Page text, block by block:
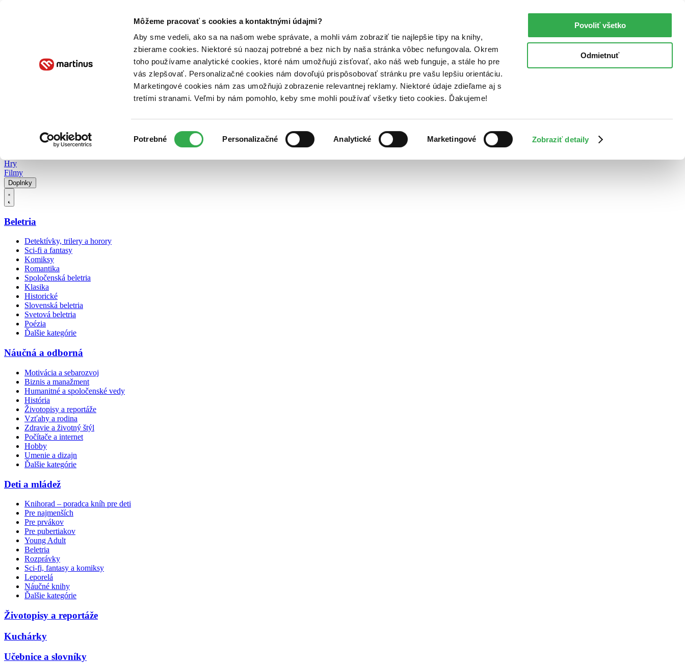
Môžeme pracovať s cookies a kontaktnými údajmi?
Aby sme vedeli, ako sa na našom webe správate, a mohli vám zobraziť tie najlepšie tipy na knihy,
zbierame cookies. Niektoré sú naozaj potrebné a bez nich by naša stránka vôbec nefungovala. Okrem
toho používame analytické cookies, ktoré nám umožňujú zisťovať, ako náš web funguje, a stále ho pre
vás zlepšovať. Personalizačné cookies nám dovoľujú prispôsobovať stránku pre vašu lepšiu orientáciu.
Marketingové cookies nám zas umožňujú zobrazenie relevantnej reklamy. Niektoré údaje zdieľame aj s
tretími stranami. Veľmi by nám pomohlo, keby sme mohli používať všetky tieto cookies. Ďakujeme!
súhlasu
Potrebné Personalizačné Analytické Marketingové Zobraziť detaily
Povoliť všetko
Odmietnuť
Poukážky Kontakt
Hry
Filmy
Doplnky
Beletria
Detektívky, trilery a horory
Sci-fi a fantasy
Komiksy
Romantika
Spoločenská beletria
Klasika
Historické
Slovenská beletria
Svetová beletria
Poézia
Ďalšie kategórie
Náučná a odborná
Motivácia a sebarozvoj
Biznis a manažment
Humanitné a spoločenské vedy
História
Životopisy a reportáže
Vzťahy a rodina
Zdravie a životný štýl
Počítače a internet
Hobby
Umenie a dizajn
Ďalšie kategórie
Deti a mládež
Knihorad – poradca kníh pre deti
Pre najmenších
Pre prvákov
Pre pubertiakov
Young Adult
Beletria
Rozprávky
Sci-fi, fantasy a komiksy
Leporelá
Náučné knihy
Ďalšie kategórie
Životopisy a reportáže
Kuchárky
Učebnice a slovníky